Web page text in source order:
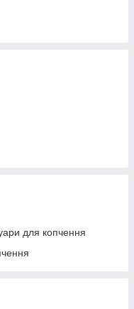
для копчення